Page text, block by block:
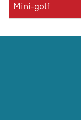
Mini-golf